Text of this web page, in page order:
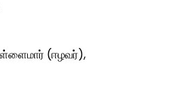
(ஈழவர்),